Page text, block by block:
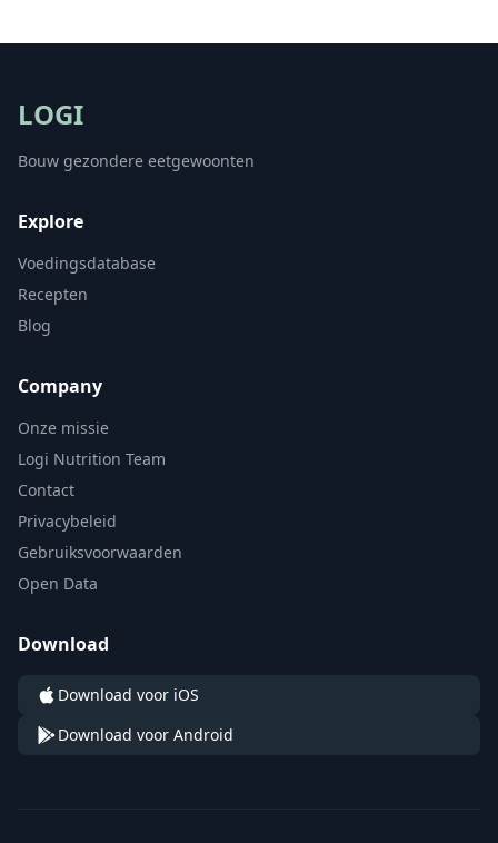
LOGI
Bouw gezondere eetgewoonten
Explore
Voedingsdatabase
Recepten
Blog
Company
Onze missie
Logi Nutrition Team
Contact
Privacybeleid
Gebruiksvoorwaarden
Open Data
Download
Download voor iOS
Download voor Android